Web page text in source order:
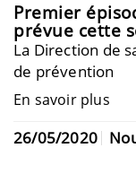
Premier
prévue cette
La Direction de
de prévention
En savoir plus
26/05/2020